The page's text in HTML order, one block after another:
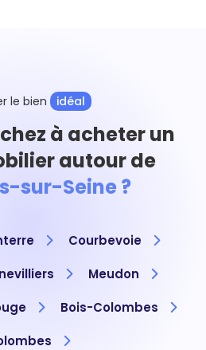
le bien idéal
à acheter un
autour de
sur-Seine ?
Courbevoie
Meudon
Bois-Colombes